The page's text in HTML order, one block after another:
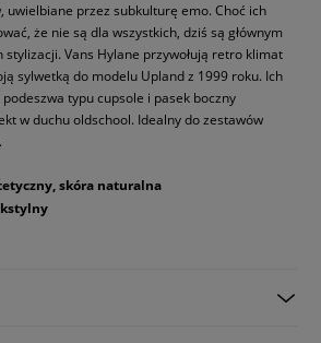
uwielbiane przez subkulturę emo. Choć ich
że nie są dla wszystkich, dziś są głównym
Vans Hylane przywołują retro klimat
sylwetką do modelu Upland z 1999 roku. Ich
podeszwa typu cupsole i pasek boczny
w duchu oldschool. Idealny do zestawów
skóra naturalna